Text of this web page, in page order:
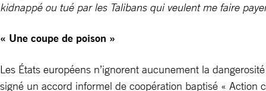
kidnappé ou tué par les Talibans qui veulent me faire
« Une coupe de poison »
Les États européens n’ignorent aucunement la
signé un accord informel de coopération baptisé « Action